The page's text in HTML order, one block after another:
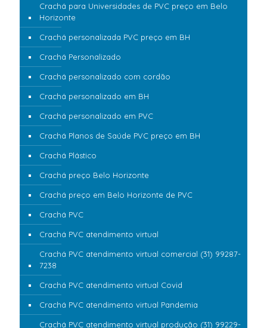
Crachá para Universidades de PVC preço em Belo
Horizonte
Crachá personalizada PVC preço em BH
Crachá Personalizado
Crachá personalizado com cordão
Crachá personalizado em BH
Crachá personalizado em PVC
Crachá Planos de Saúde PVC preço em BH
Crachá Plástico
Crachá preço Belo Horizonte
Crachá preço em Belo Horizonte de PVC
Crachá PVC
Crachá PVC atendimento virtual
Crachá PVC atendimento virtual comercial (31) 99287-
7238
Crachá PVC atendimento virtual Covid
Crachá PVC atendimento virtual Pandemia
Crachá PVC atendimento virtual produção (31) 99229-